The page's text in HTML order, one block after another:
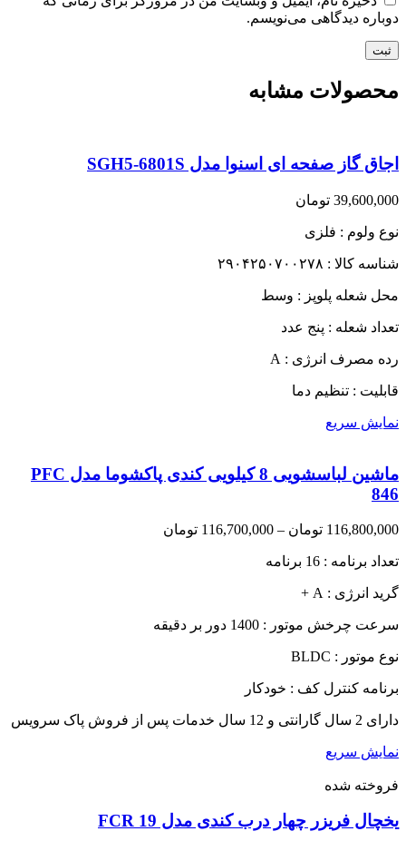
دوباره دیدگاهی می‌نویسم.
محصولات مشابه
اجاق گاز صفحه ای اسنوا مدل SGH5-6801S
39,600,000 تومان
نوع ولوم : فلزی
شناسه کالا : ۲۹۰۴۲۵۰۷۰۰۲۷۸
محل شعله پلوپز : وسط
تعداد شعله : پنج عدد
رده مصرف انرژی : A
قابلیت : تنظیم دما
نمایش سریع
ماشین لباسشویی 8 کیلویی کندی پاکشوما مدل PFC
846
116,800,000 تومان –
116,700,000 تومان
تعداد برنامه : 16 برنامه
گرید انرژی : A +
سرعت چرخش موتور : 1400 دور بر دقیقه
نوع موتور : BLDC
برنامه کنترل کف : خودکار
دارای 2 سال گارانتی و 12 سال خدمات پس از فروش پاک سرویس
نمایش سریع
فروخته شده
یخچال فریزر چهار درب کندی مدل FCR 19